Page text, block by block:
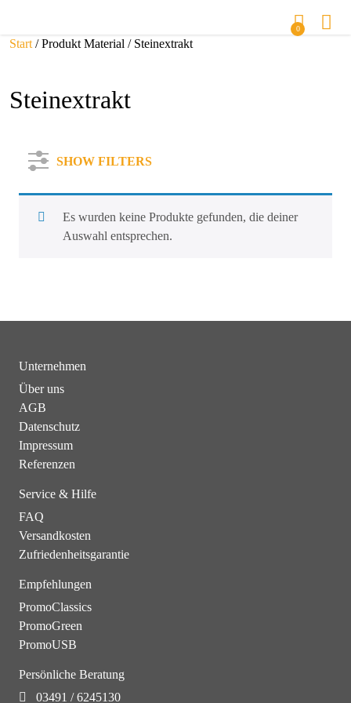
0
Start / Produkt Material / Steinextrakt
Steinextrakt
SHOW FILTERS
Es wurden keine Produkte gefunden, die deiner
Auswahl entsprechen.
Unternehmen
Über uns
AGB
Datenschutz
Impressum
Referenzen
Service & Hilfe
FAQ
Versandkosten
Zufriedenheitsgarantie
Empfehlungen
PromoClassics
PromoGreen
PromoUSB
Persönliche Beratung
03491 / 6245130